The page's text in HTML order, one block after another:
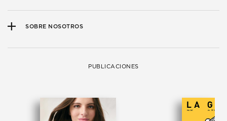
SOBRE NOSOTROS
PUBLICACIONES